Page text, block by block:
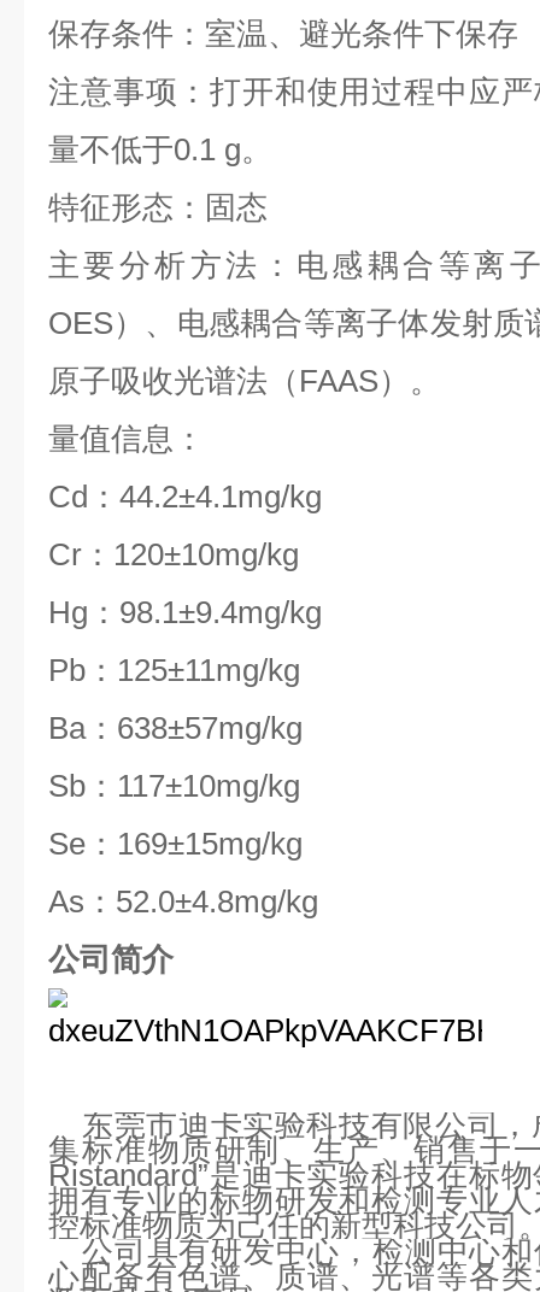
保存条件：室温、避光条件下保
注意事项：打开和使用过程中应
量不低于0.1 g。
特征形态：固态
主要分析方法：电感耦合等离
OES）、电感耦合等离子体发射质
原子吸收光谱法（FAAS）。
量值信息：
Cd：44.2±4.1mg/kg
Cr：120±10mg/kg
Hg：98.1±9.4mg/kg
Pb：125±11mg/kg
Ba：638±57mg/kg
Sb：117±10mg/kg
Se：169±15mg/kg
As：52.0±4.8mg/kg
公司简介
东莞市迪卡实验科技有限公司
集标准物质研制、生产、销售于
Ristandard”是迪卡实验科技在标
拥有专业的标物研发和检测专业
控标准物质为己任的新型科技公司
公司具有研发中心，检测中心
心配备有色谱、质谱、光谱等各